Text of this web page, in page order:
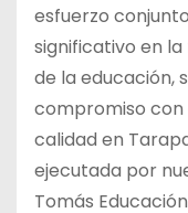
esfuerzo
significativo en
de la educación,
compromiso con
calidad en
ejecutada por
Tomás